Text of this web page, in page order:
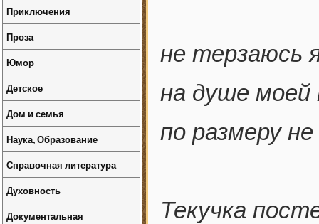
не терзаюсь
на душе
по размеру
Текучка
Приключения
Проза
Юмор
Детское
Дом и семья
Наука, Образование
Справочная литература
Духовность
Документальная